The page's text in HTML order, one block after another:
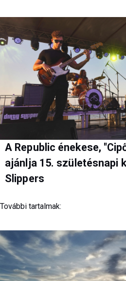
A Republic énekese,
ajánlja 15. születésnapi
Slippers
További tartalmak: